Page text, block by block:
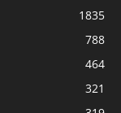
1835
788
464
321